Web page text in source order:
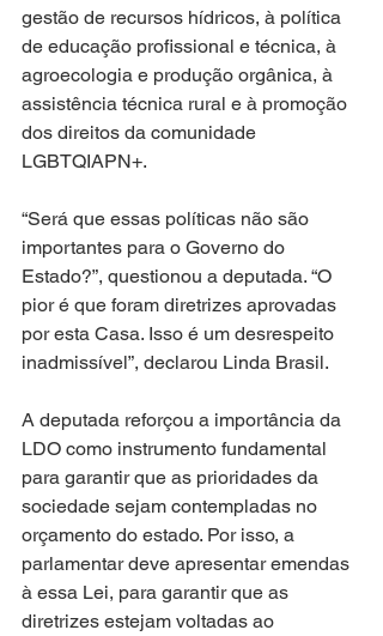
gestão de recursos hídricos, à política
de educação profissional e técnica, à
agroecologia e produção orgânica, à
assistência técnica rural e à promoção
dos direitos da comunidade
LGBTQIAPN+.
“Será que essas políticas não são
importantes para o Governo do
Estado?”, questionou a deputada. “O
pior é que foram diretrizes aprovadas
por esta Casa. Isso é um desrespeito
inadmissível”, declarou Linda Brasil.
A deputada reforçou a importância da
LDO como instrumento fundamental
para garantir que as prioridades da
sociedade sejam contempladas no
orçamento do estado. Por isso, a
parlamentar deve apresentar emendas
à essa Lei, para garantir que as
diretrizes estejam voltadas ao